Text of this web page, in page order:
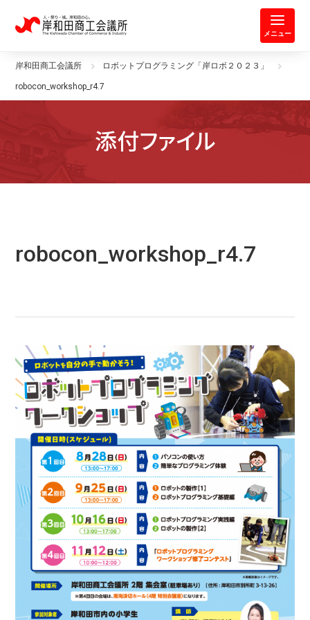
岸和田商工会議所 | 人・祭り・城。
メニュー
岸和田商工会議所 ロボットプログラミング「岸ロボ２０２３」
robocon_workshop_r4.7
添付ファイル
robocon_workshop_r4.7